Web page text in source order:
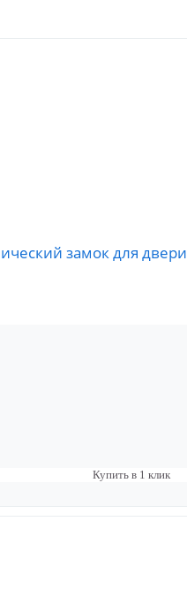
замок для двери
Купить в 1 клик